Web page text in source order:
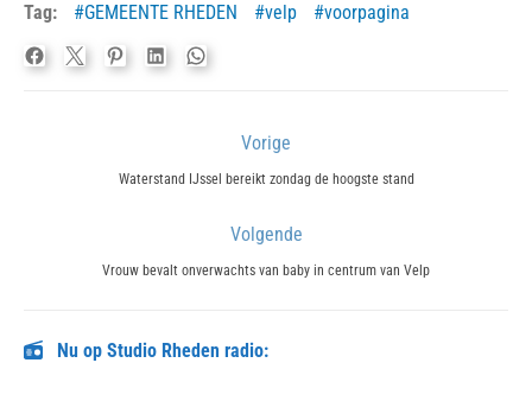
Tag: GEMEENTE RHEDEN velp voorpagina
navigatie
Vorige
Previous
Waterstand IJssel bereikt zondag de hoogste stand
Volgende
Next
Vrouw bevalt onverwachts van baby in centrum van Velp
Nu op Studio Rheden radio: